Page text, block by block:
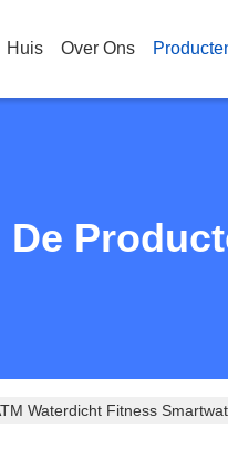
Huis Over Ons
De
Waterdicht Fitness